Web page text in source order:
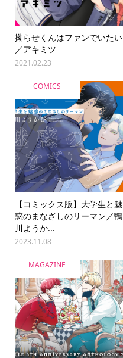
拗らせくんはファンでいたい
／アキミツ
2021.02.23
COMICS
【コミックス版】大学生と魅
惑のまなざしのリーマン／鴨
川ようか...
2023.11.08
MAGAZINE